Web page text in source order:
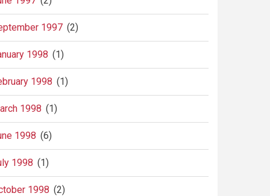
1997 (2)
1998 (1)
1998 (1)
1998 (1)
1998 (6)
1998 (1)
1998 (2)